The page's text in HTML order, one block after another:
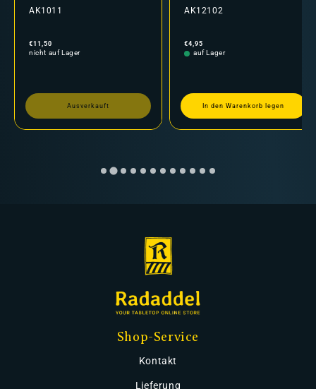
AK1011
Normaler
Preis
€11,50
nicht auf Lager
Ausverkauft
AK12102
Normaler
Preis
€4,95
auf Lager
In den Warenkorb legen
Shop-Service
Kontakt
Lieferung